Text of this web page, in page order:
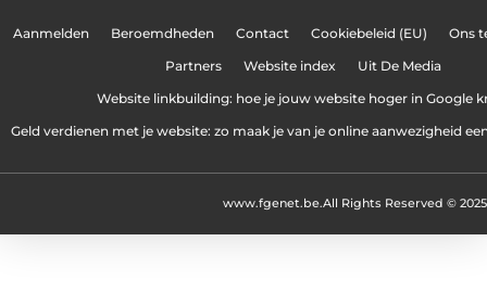
Aanmelden Beroemdheden Contact Cookiebeleid (EU) Ons
Partners Website index Uit De Media
Website linkbuilding: hoe je jouw website hoger in Google
Geld verdienen met je website: zo maak je van je online aanwezigheid
All Rights Reserved © 2025
www.fgenet.be.